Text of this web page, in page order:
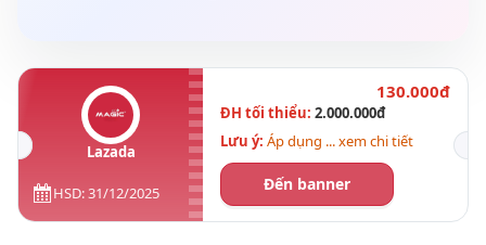
Lazada
HSD: 31/12/2025
130.000đ
ĐH tối thiểu: 2.000.000đ
Lưu ý: Áp dụng ... xem chi tiết
Đến banner